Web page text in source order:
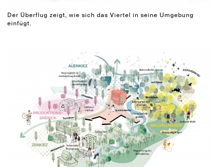
Der Überflug zeigt, wie sich das Viertel in seine Umgebung
einfügt.